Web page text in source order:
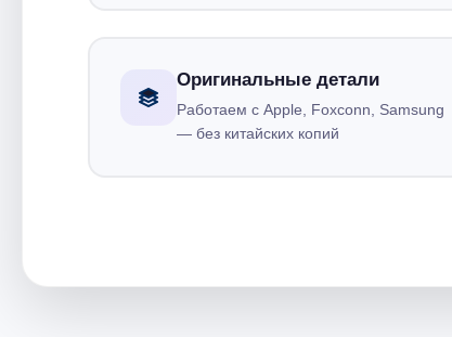
Оригинальные детали
Работаем с Apple, Foxconn, Samsung
— без китайских копий